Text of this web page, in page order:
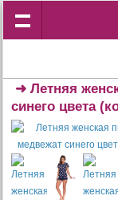
➜Летняя
синего цвета